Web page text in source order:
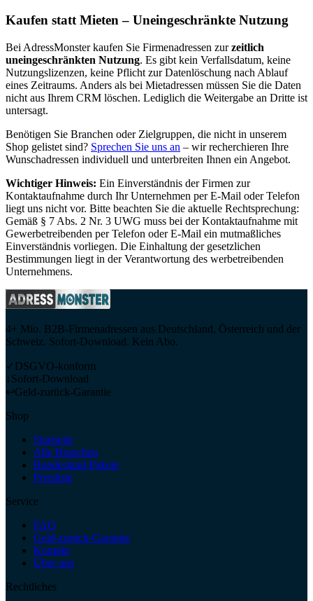
Kaufen statt Mieten – Uneingeschränkte Nutzung
Bei AdressMonster kaufen Sie Firmenadressen zur zeitlich
uneingeschränkten Nutzung. Es gibt kein Verfallsdatum, keine
Nutzungslizenzen, keine Pflicht zur Datenlöschung nach Ablauf
eines Zeitraums. Anders als bei Mietadressen müssen Sie die Daten
nicht aus Ihrem CRM löschen. Lediglich die Weitergabe an Dritte ist
untersagt.
Benötigen Sie Branchen oder Zielgruppen, die nicht in unserem
Shop gelistet sind? Sprechen Sie uns an – wir recherchieren Ihre
Wunschadressen individuell und unterbreiten Ihnen ein Angebot.
Wichtiger Hinweis: Ein Einverständnis der Firmen zur
Kontaktaufnahme durch Ihr Unternehmen per E-Mail oder Telefon
liegt uns nicht vor. Bitte beachten Sie die aktuelle Rechtsprechung:
Gemäß § 7 Abs. 2 Nr. 3 UWG muss bei der Kontaktaufnahme mit
Gewerbetreibenden per Telefon oder E-Mail ein mutmaßliches
Einverständnis vorliegen. Die Einhaltung der gesetzlichen
Bestimmungen liegt in der Verantwortung des werbetreibenden
Unternehmens.
4+ Mio. B2B-Firmenadressen aus Deutschland, Österreich und der
Schweiz. Sofort-Download. Kein Abo.
✓ DSGVO-konform
↓Sofort-Download
↩Geld-zurück-Garantie
Shop
Startseite
Alle Branchen
Bundesland-Pakete
Preisliste
Service
FAQ
Geld-zurück-Garantie
Kontakt
Über uns
Rechtliches